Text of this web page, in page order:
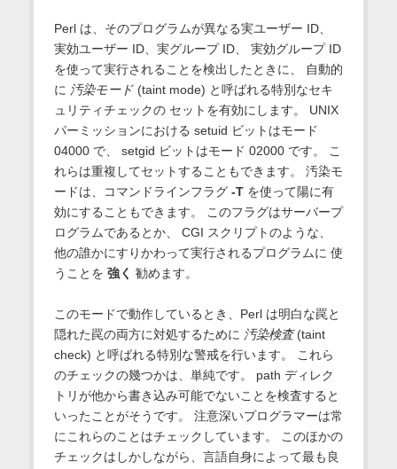
Perl は、そのプログラムが異なる実ユーザー ID、
実効ユーザー ID、実グループ ID、 実効グループ ID
を使って実行されることを検出したときに、 自動的
に 汚染モード(taint mode) と呼ばれる特別なセキ
ュリティチェックの セットを有効にします。 UNIX
パーミッションにおける setuid ビットはモード
04000 で、 setgid ビットはモード 02000 です。 こ
れらは重複してセットすることもできます。 汚染モ
ードは、コマンドラインフラグ -Tを使って陽に有
効にすることもできます。 このフラグはサーバープ
ログラムであるとか、 CGI スクリプトのような、
他の誰かにすりかわって実行されるプログラムに 使
うことを 強く 勧めます。
このモードで動作しているとき、Perl は明白な罠と
隠れた罠の両方に対処するために 汚染検査(taint
check) と呼ばれる特別な警戒を行います。 これら
のチェックの幾つかは、単純です。 path ディレク
トリが他から書き込み可能でないことを検査すると
いったことがそうです。 注意深いプログラマーは常
にこれらのことはチェックしています。 このほかの
チェックはしかしながら、言語自身によって最も良